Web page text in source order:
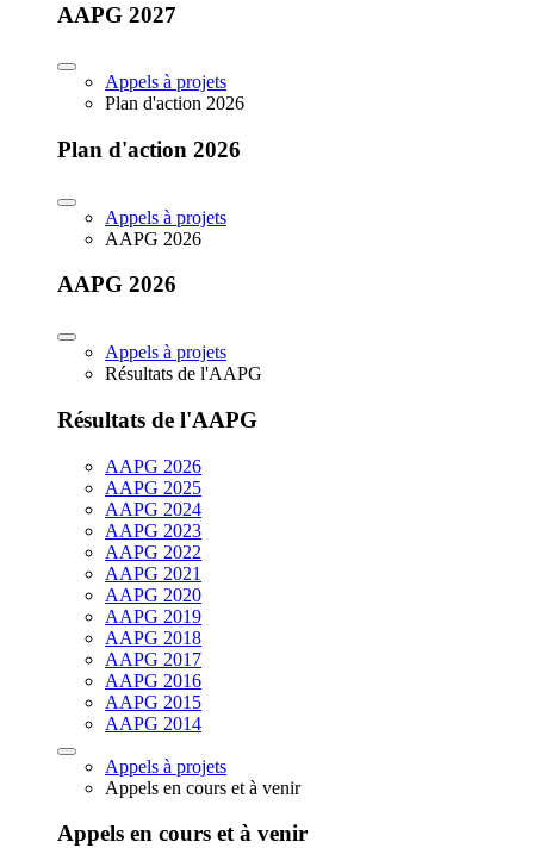
AAPG 2027
Appels à projets
Plan d'action 2026
Plan d'action 2026
Appels à projets
AAPG 2026
AAPG 2026
Appels à projets
Résultats de l'AAPG
Résultats de l'AAPG
AAPG 2026
AAPG 2025
AAPG 2024
AAPG 2023
AAPG 2022
AAPG 2021
AAPG 2020
AAPG 2019
AAPG 2018
AAPG 2017
AAPG 2016
AAPG 2015
AAPG 2014
Appels à projets
Appels en cours et à venir
Appels en cours et à venir